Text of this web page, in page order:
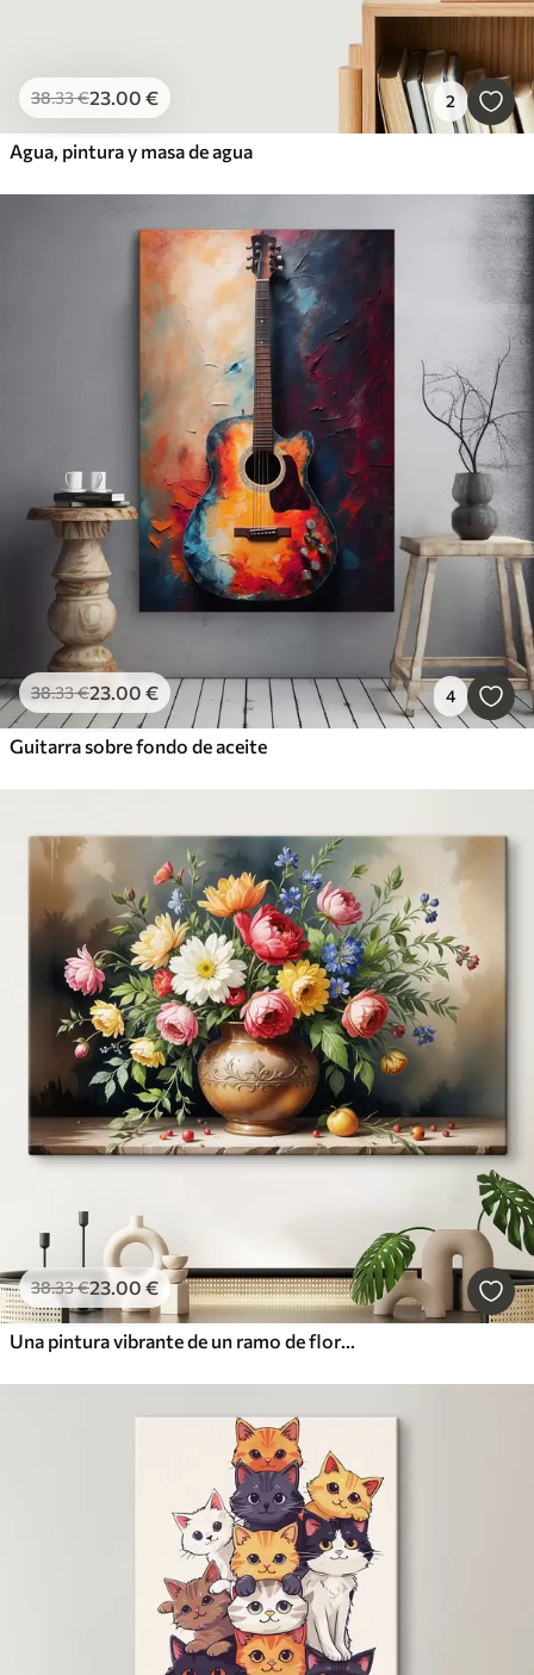
38.33€23.00 € 2
Agua, pintura y masa de agua
38.33€23.00 € 4
Guitarra sobre fondo de aceite
38.33€23.00 €
Una pintura vibrante de un ramo de flores coloridas que incluye rosas rojas, narcisos amarillos y margaritas blancas.